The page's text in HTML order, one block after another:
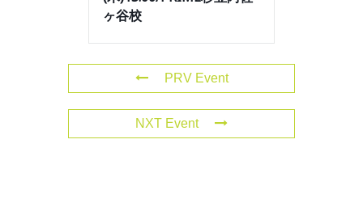
ヶ谷校
PRV Event
NXT Event